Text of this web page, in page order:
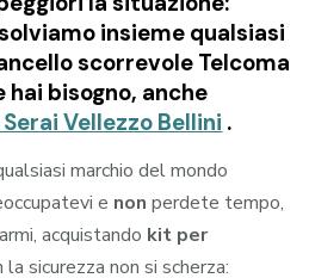
insieme qualsiasi
scorrevole Telcoma
hai bisogno, anche
Vellezzo Bellini .
marchio del mondo
e non perdete tempo,
acquistando kit per
la sicurezza non si scherza: